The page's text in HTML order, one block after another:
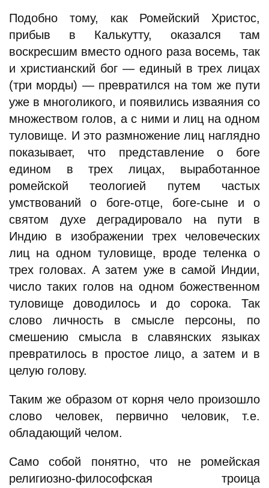
Подобно тому, как Ромейский Христос,
прибыв в Калькутту, оказался там
воскресшим вместо одного раза восемь, так
и христианский бог — единый в трех лицах
(три морды) — превратился на том же пути
уже в многоликого, и появились изваяния со
множеством голов, а с ними и лиц на одном
туловище. И это размножение лиц наглядно
показывает, что представление о боге
едином в трех лицах, выработанное
ромейской теологией путем частых
умствований о боге-отце, боге-сыне и о
святом духе деградировало на пути в
Индию в изображении трех человеческих
лиц на одном туловище, вроде теленка о
трех головах. А затем уже в самой Индии,
число таких голов на одном божественном
туловище доводилось и до сорока. Так
слово личность в смысле персоны, по
смешению смысла в славянских языках
превратилось в простое лицо, а затем и в
целую голову.
Таким же образом от корня чело произошло
слово человек, первично человик, т.е.
обладающий челом.
Само собой понятно, что не ромейская
религиозно-философская троица